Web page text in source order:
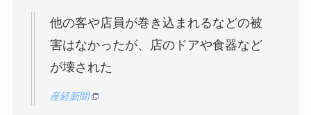
他の客や店員が巻き込まれるなどの被
害はなかったが、店のドアや食器など
が壊された
産経新聞